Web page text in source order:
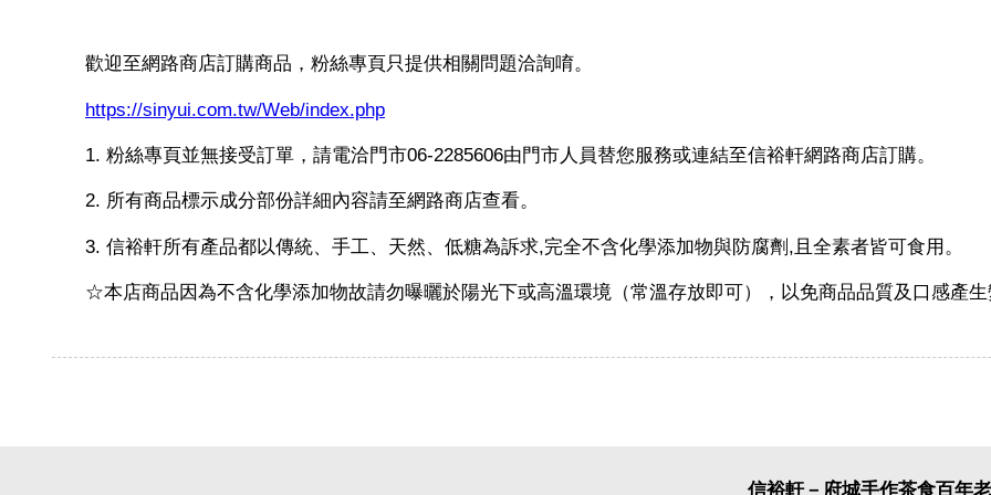
歡迎至網路商店訂購商品，粉絲專頁只提供相關問題洽詢唷。
https://sinyui.com.tw/Web/index.php
1. 粉絲專頁並無接受訂單，請電洽門市06-2285606由門市人員替您服務或連結至信裕軒網路商店訂購。
2. 所有商品標示成分部份詳細內容請至網路商店查看。
3. 信裕軒所有產品都以傳統、手工、天然、低糖為訴求,完全不含化學添加物與防腐劑,且全素者皆可食用。
☆本店商品因為不含化學添加物故請勿曝曬於陽光下或高溫環境（常溫存放即可），以免商品品質及口感產生
信裕軒－府城手作茶食百年